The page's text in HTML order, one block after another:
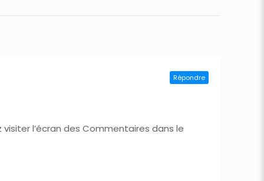
l’écran des Commentaires dans le
Répondre